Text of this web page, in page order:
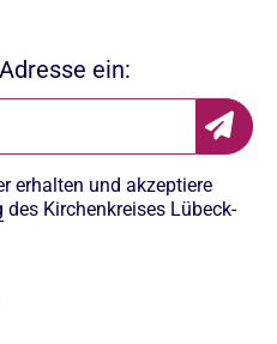
ein:
erhalten und akzeptiere
des Kirchenkreises Lübeck-